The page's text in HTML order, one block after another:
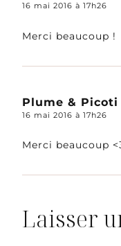
16 mai 2016 à 17h26
Merci beaucoup !
Plume & Picoti
16 mai 2016 à 17h26
Merci beaucoup
Laisser